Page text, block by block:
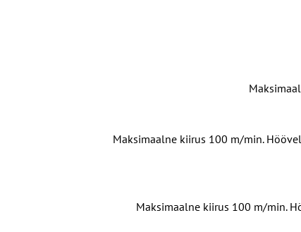
Maksimaalne kiirus 100 m/min.
Maksimaalne kiirus 100 m/min.